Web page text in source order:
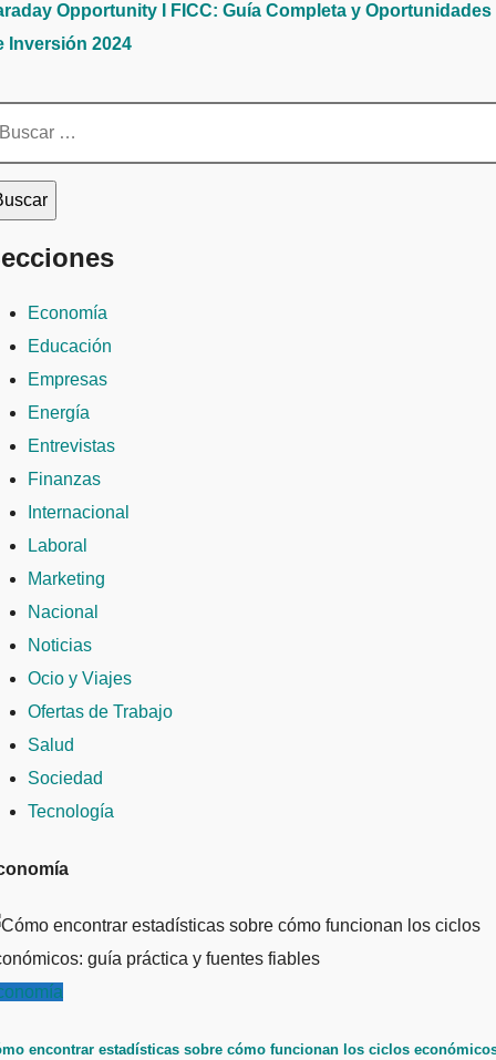
Opportunity I FICC: Guía Completa y Oportunidades
Inversión 2024
Economía
Educación
Empresas
Energía
Entrevistas
Finanzas
Internacional
Laboral
Marketing
Nacional
Noticias
Ocio y Viajes
Ofertas de Trabajo
Salud
Sociedad
Tecnología
encontrar estadísticas sobre cómo funcionan los ciclos